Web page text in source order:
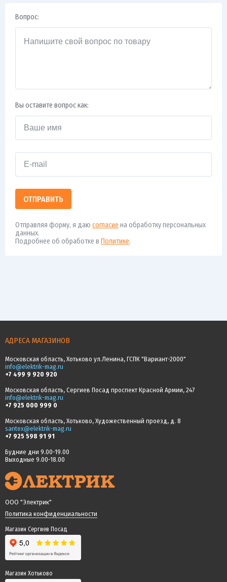
Вопрос:
Вы оставите вопрос как:
ОТПРАВИТЬ
Отправляя форму, я даю согласие на обработку персональных
данных.
Подробнее об обработке в Политике.
АДРЕСА МАГАЗИНОВ
Московская область, Хотьково ул.Ленина, ГСПК "Вариант-2000"
info@elektrik-mag.ru
+7 499 9 920 920
Московская область, Сергиев Посад проспект Красной Армии, 247
info@elektrik-mag.ru
+7 925 000 999 0
Московская область, Хотьково, Художественный проезд, д. 8
santex@elektrik-mag.ru
+7 925 598 91 91
Будние дни 9.00-19.00
Выходные 9.00-18.00
ООО "Электрик"
Политика конфиденциальности
Магазин Сергиев Посад
Магазин Хотьково